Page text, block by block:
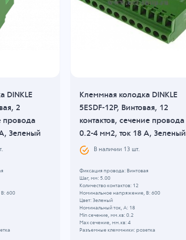
DINKLE
2
провода
Зеленый
600
Клеммная колодка DINKLE
5ESDF-12P, Винтовая, 12
контактов, сечение провода
0.2-4 мм2, ток 18 A, Зеленый
В наличии 13 шт.
Фиксация провода: Винтовая
Шаг, мм: 5.00
Количество контактов: 12
Номинальное напряжение, B: 600
Цвет: Зеленый
Номинальный ток, А: 18
Min сечение, мм.кв: 0.2
Max сечение, мм.кв: 4
Разъемные клеммники: розетка